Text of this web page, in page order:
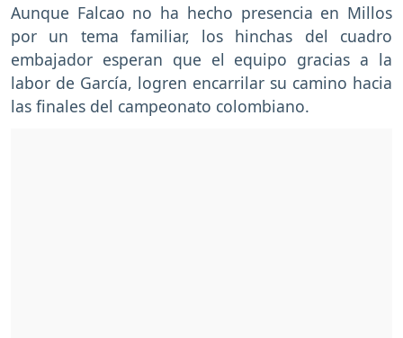
Aunque Falcao no ha hecho presencia en Millos
por un tema familiar, los hinchas del cuadro
embajador esperan que el equipo gracias a la
labor de García, logren encarrilar su camino hacia
las finales del campeonato colombiano.